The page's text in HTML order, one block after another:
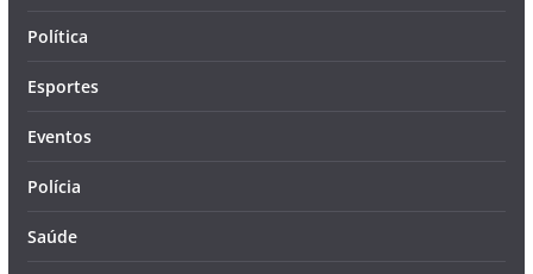
Política
Esportes
Eventos
Polícia
Saúde